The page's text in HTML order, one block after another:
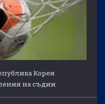
Корея
на съдии